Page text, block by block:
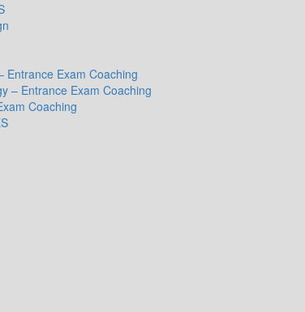
Entrance Exam Coaching
– Entrance Exam Coaching
Coaching